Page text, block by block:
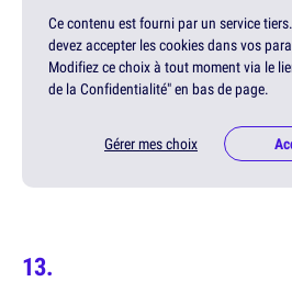
Ce contenu est fourni par un service
devez accepter les cookies dans vos
Modifiez ce choix à tout moment via le
de la Confidentialité" en bas de page.
Gérer mes choix